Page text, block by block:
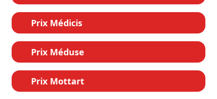
Prix Médicis
Prix Méduse
Prix Mottart